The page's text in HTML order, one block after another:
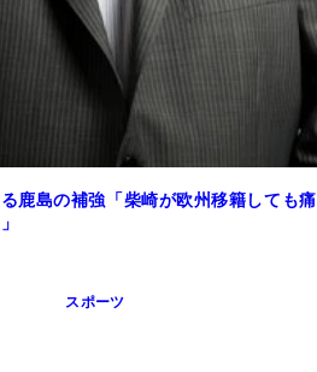
鹿島の補強「柴崎が欧州移籍しても痛
スポーツ